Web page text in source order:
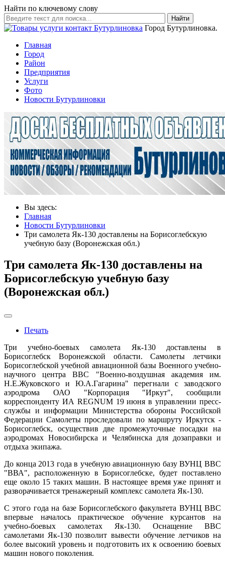
Найти по ключевому слову
Найти
Город Бутурлиновка.
Главная
Город
Район
Предприятия
Услуги
Фото
Новости Бутурлиновки
Вы здесь:
Главная
Новости Бутурлиновки
Три самолета Як-130 доставлены на Борисоглебскую
учебную базу (Воронежская обл.)
Три самолета Як-130 доставлены на
Борисоглебскую учебную базу
(Воронежская обл.)
Печать
Три учебно-боевых самолета Як-130 доставлены в
Борисоглебск Воронежской области. Самолеты летчики
Борисоглебской учебной авиационной базы Военного учебно-
научного центра ВВС "Военно-воздушная академия им.
Н.Е.Жуковского и Ю.А.Гагарина" перегнали с заводского
аэродрома ОАО "Корпорация "Иркут", сообщили
корреспонденту ИА REGNUM 19 июня в управлении пресс-
службы и информации Министерства обороны Российской
Федерации Самолеты проследовали по маршруту Иркутск -
Борисоглебск, осуществив две промежуточные посадки на
аэродромах Новосибирска и Челябинска для дозаправки и
отдыха экипажа.
До конца 2013 года в учебную авиационную базу ВУНЦ ВВС
"ВВА", расположенную в Борисоглебске, будет поставлено
еще около 15 таких машин. В настоящее время уже принят и
разворачивается тренажерный комплекс самолета Як-130.
С этого года на базе Борисоглебского факультета ВУНЦ ВВС
впервые началось практическое обучение курсантов на
учебно-боевых самолетах Як-130. Оснащение ВВС
самолетами Як-130 позволит вывести обучение летчиков на
более высокий уровень и подготовить их к освоению боевых
машин нового поколения.